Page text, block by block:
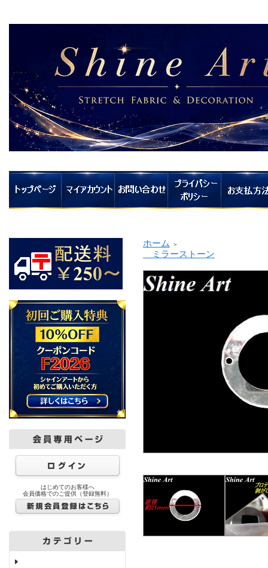
はじめてのお客様へ
会員価格でのご提供（登録無料）
ホーム ＞
ミラーストーン